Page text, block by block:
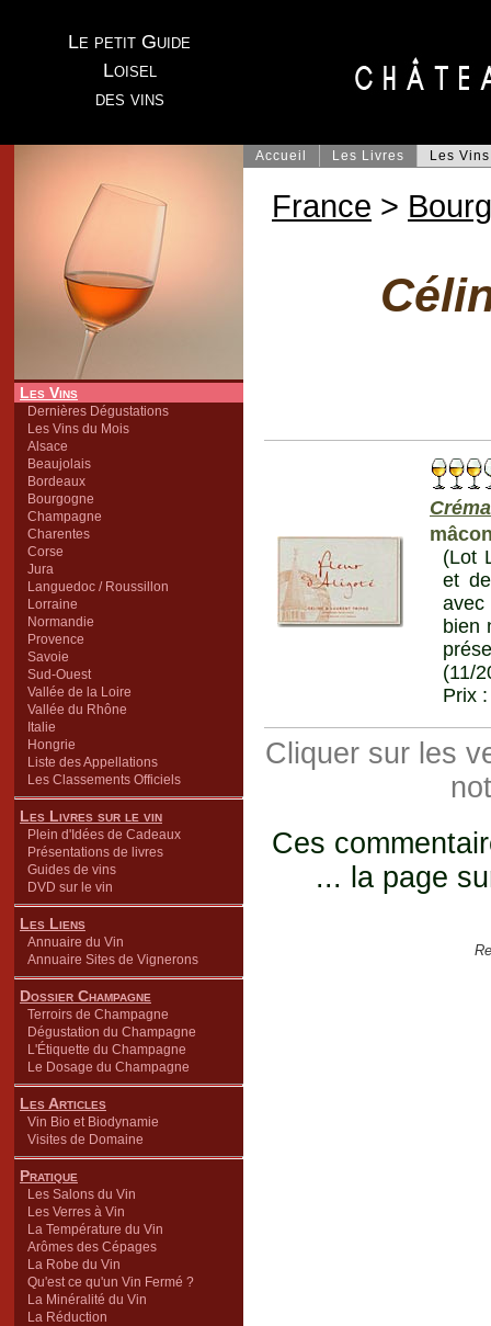
Le petit Guide
Loisel
des vins
Les Vins
Dernières Dégustations
Les Vins du Mois
Alsace
Beaujolais
Bordeaux
Bourgogne
Champagne
Charentes
Corse
Jura
Languedoc / Roussillon
Lorraine
Normandie
Provence
Savoie
Sud-Ouest
Vallée de la Loire
Vallée du Rhône
Italie
Hongrie
Liste des Appellations
Les Classements Officiels
Les Livres sur le vin
Plein d'Idées de Cadeaux
Présentations de livres
Guides de vins
DVD sur le vin
Les Liens
Annuaire du Vin
Annuaire Sites de Vignerons
Dossier Champagne
Terroirs de Champagne
Dégustation du Champagne
L'Étiquette du Champagne
Le Dosage du Champagne
Les Articles
Vin Bio et Biodynamie
Visites de Domaine
Pratique
Les Salons du Vin
Les Verres à Vin
La Température du Vin
Arômes des Cépages
La Robe du Vin
Qu'est ce qu'un Vin Fermé ?
La Minéralité du Vin
La Réduction
Accueil Les Livres Les Vins
France >
(Lot
et
bien
(11/
Prix
Cliquer sur les
Ces
... la page